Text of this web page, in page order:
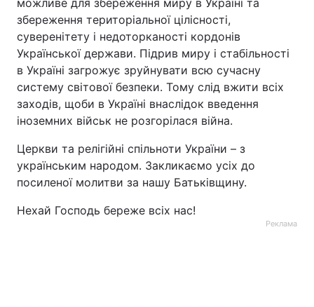
можливе для збереження миру в Україні та
збереження територіальної цілісності,
суверенітету і недоторканості кордонів
Української держави. Підрив миру і стабільності
в Україні загрожує зруйнувати всю сучасну
систему світової безпеки. Тому слід вжити всіх
заходів, щоби в Україні внаслідок введення
іноземних військ не розгорілася війна.
Церкви та релігійні спільноти України – з
українським народом. Закликаємо усіх до
посиленої молитви за нашу Батьківщину.
Нехай Господь береже всіх нас!
Реклама